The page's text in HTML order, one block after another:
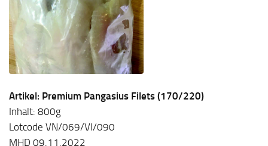
Artikel: Premium Pangasius Filets (170/220)
Inhalt: 800g
Lotcode VN/069/VI/090
MHD 09.11.2022